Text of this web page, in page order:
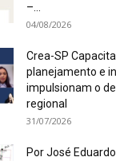
–...
04/08/2026
Crea-SP
planejamento e
impulsionam o
regional
31/07/2026
Por José